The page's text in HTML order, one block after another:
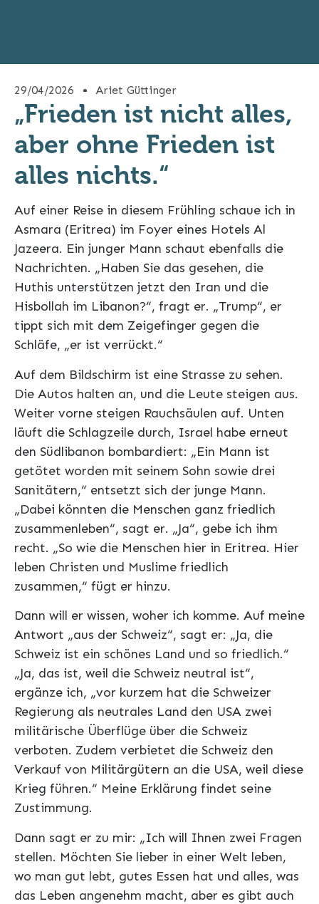
29/04/2026 Ariet Güttinger
„Frieden ist nicht alles,
aber ohne Frieden ist
alles nichts.“
Auf einer Reise in diesem Frühling schaue ich in
Asmara (Eritrea) im Foyer eines Hotels Al
Jazeera. Ein junger Mann schaut ebenfalls die
Nachrichten. „Haben Sie das gesehen, die
Huthis unterstützen jetzt den Iran und die
Hisbollah im Libanon?“, fragt er. „Trump“, er
tippt sich mit dem Zeigefinger gegen die
Schläfe, „er ist verrückt.“
Auf dem Bildschirm ist eine Strasse zu sehen.
Die Autos halten an, und die Leute steigen aus.
Weiter vorne steigen Rauchsäulen auf. Unten
läuft die Schlagzeile durch, Israel habe erneut
den Südlibanon bombardiert: „Ein Mann ist
getötet worden mit seinem Sohn sowie drei
Sanitätern,“ entsetzt sich der junge Mann.
„Dabei könnten die Menschen ganz friedlich
zusammenleben“, sagt er. „Ja“, gebe ich ihm
recht. „So wie die Menschen hier in Eritrea. Hier
leben Christen und Muslime friedlich
zusammen,“ fügt er hinzu.
Dann will er wissen, woher ich komme. Auf meine
Antwort „aus der Schweiz“, sagt er: „Ja, die
Schweiz ist ein schönes Land und so friedlich.“
„Ja, das ist, weil die Schweiz neutral ist“,
ergänze ich, „vor kurzem hat die Schweizer
Regierung als neutrales Land den USA zwei
militärische Überflüge über die Schweiz
verboten. Zudem verbietet die Schweiz den
Verkauf von Militärgütern an die USA, weil diese
Krieg führen.“ Meine Erklärung findet seine
Zustimmung.
Dann sagt er zu mir: „Ich will Ihnen zwei Fragen
stellen. Möchten Sie lieber in einer Welt leben,
wo man gut lebt, gutes Essen hat und alles, was
das Leben angenehm macht, aber es gibt auch